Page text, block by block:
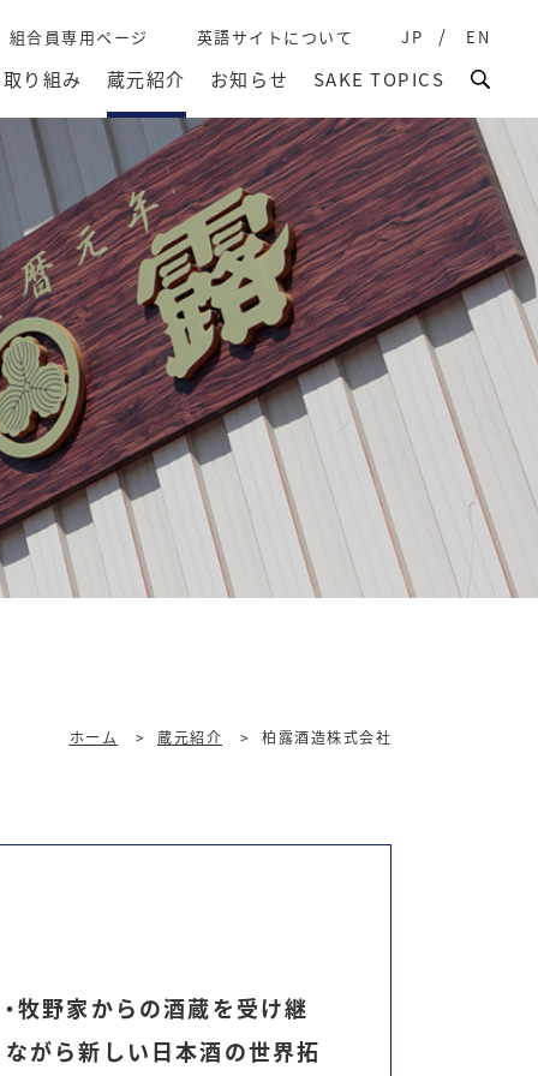
取り組み 蔵元紹介 お知らせ SAKE TOPICS
組合員専用ページ 英語サイトについて JP EN
ホーム > 蔵元紹介 > 柏露酒造株式会社
牧野家からの酒蔵を受け継
がら新しい日本酒の世界拓